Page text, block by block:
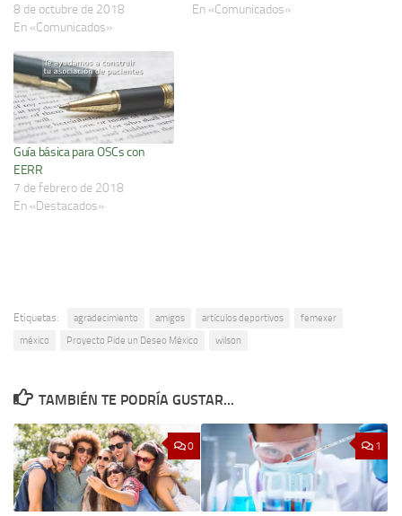
8 de octubre de 2018
En «Comunicados»
En «Comunicados»
Guía básica para OSCs con
EERR
7 de febrero de 2018
En «Destacados»
Etiquetas: agradecimiento amigos artículos deportivos
femexer
méxico
Proyecto Pide un Deseo México wilson
TAMBIÉN TE PODRÍA GUSTAR...
0 1